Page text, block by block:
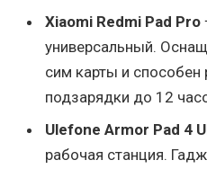
Xiaomi Redmi Pad Pro
универсальный.
сим карты и способен
подзарядки до 12
Ulefone Armor Pad 4
рабочая станция.